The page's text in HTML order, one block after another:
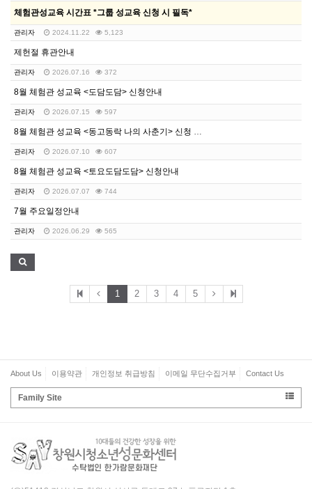
체험관성교육 시간표 *그룹 성교육 신청 시 필독*
관리자 2024.11.22 5,123
제헌절 휴관안내
관리자 2026.07.16 372
8월 체험관 성교육 <도담도담> 신청안내
관리자 2026.07.15 597
8월 체험관 성교육 <동고동락 나의 사춘기> 신청 안내
관리자 2026.07.10 607
8월 체험관 성교육 <토요도담도담> 신청안내
관리자 2026.07.07 744
7월 주요일정안내
관리자 2026.06.29 565
1 2 3 4 5
About Us 이용약관 개인정보 취급방침 이메일 무단수집거부 Contact Us
Family Site